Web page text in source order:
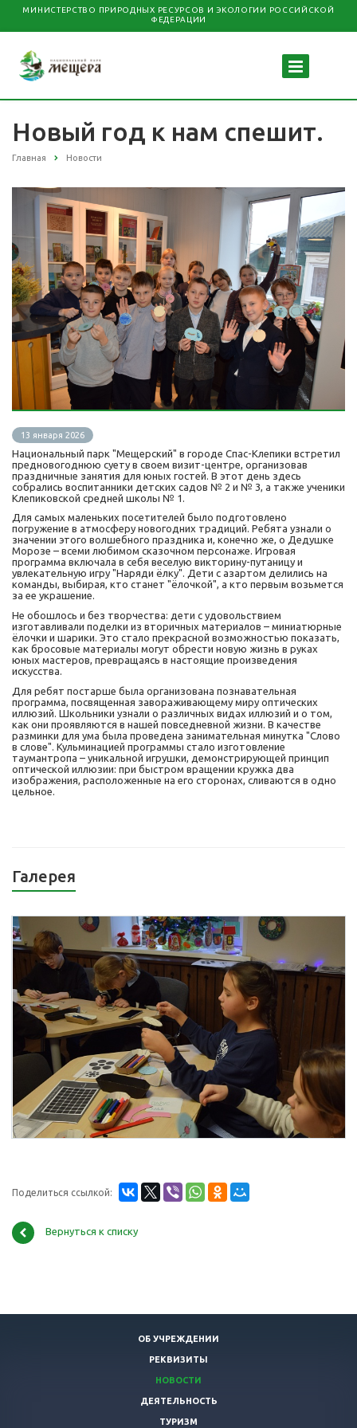
МИНИСТЕРСТВО ПРИРОДНЫХ РЕСУРСОВ И ЭКОЛОГИИ РОССИЙСКОЙ
ФЕДЕРАЦИИ
Новый год к нам спешит.
Главная Новости
13 января 2026
Национальный парк "Мещерский" в городе Спас-Клепики встретил
предновогоднюю суету в своем визит-центре, организовав
праздничные занятия для юных гостей. В этот день здесь
собрались воспитанники детских садов № 2 и № 3, а также ученики
Клепиковской средней школы № 1.
Для самых маленьких посетителей было подготовлено
погружение в атмосферу новогодних традиций. Ребята узнали о
значении этого волшебного праздника и, конечно же, о Дедушке
Морозе – всеми любимом сказочном персонаже. Игровая
программа включала в себя веселую викторину-путаницу и
увлекательную игру "Наряди ёлку". Дети с азартом делились на
команды, выбирая, кто станет "ёлочкой", а кто первым возьмется
за ее украшение.
Не обошлось и без творчества: дети с удовольствием
изготавливали поделки из вторичных материалов – миниатюрные
ёлочки и шарики. Это стало прекрасной возможностью показать,
как бросовые материалы могут обрести новую жизнь в руках
юных мастеров, превращаясь в настоящие произведения
искусства.
Для ребят постарше была организована познавательная
программа, посвященная завораживающему миру оптических
иллюзий. Школьники узнали о различных видах иллюзий и о том,
как они проявляются в нашей повседневной жизни. В качестве
разминки для ума была проведена занимательная минутка "Слово
в слове". Кульминацией программы стало изготовление
таумантропа – уникальной игрушки, демонстрирующей принцип
оптической иллюзии: при быстром вращении кружка два
изображения, расположенные на его сторонах, сливаются в одно
цельное.
Галерея
Поделиться ссылкой:
Вернуться к списку
ОБ УЧРЕЖДЕНИИ
РЕКВИЗИТЫ
НОВОСТИ
ДЕЯТЕЛЬНОСТЬ
ТУРИЗМ